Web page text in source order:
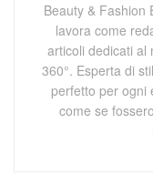
Beauty & Fashion
lavora come
articoli dedicati al
360°. Esperta di
perfetto per ogni
come se